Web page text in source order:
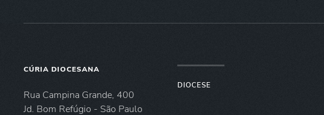
CÚRIA DIOCESANA
Rua Campina Grande, 400
Jd. Bom Refúgio - São Paulo
DIOCESE